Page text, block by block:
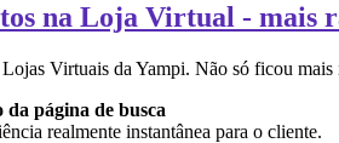
na Loja Virtual - mais
Virtuais da Yampi. Não só ficou
página de busca
realmente instantânea para o cliente.